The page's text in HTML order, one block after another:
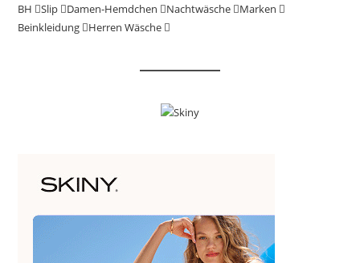
BH Slip Damen-Hemdchen Nachtwäsche
Marken
Beinkleidung
Herren Wäsche